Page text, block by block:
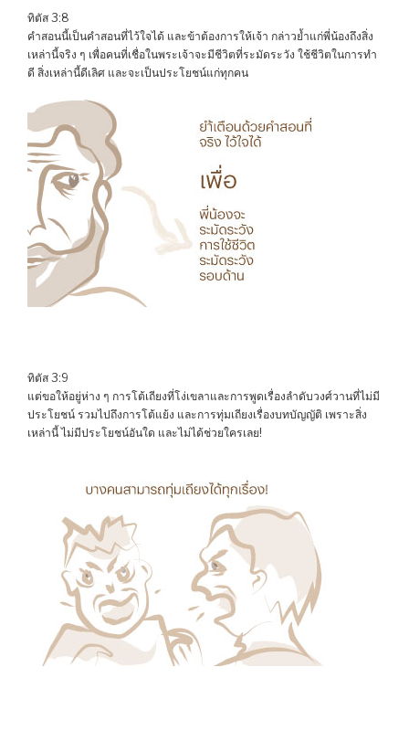
ทิตัส 3:8
คำสอนนี้เป็นคำสอนที่ไว้ใจได้ และข้าต้องการให้เจ้า กล่าวย้ำแก่พี่น้องถึงสิ่ง
เหล่านี้จริง ๆ เพื่อคนที่เชื่อในพระเจ้าจะมีชีวิตที่ระมัดระวัง ใช้ชีวิตในการทำ
ดี สิ่งเหล่านี้ดีเลิศ และจะเป็นประโยชน์แก่ทุกคน
ทิตัส 3:9
แต่ขอให้อยู่ห่าง ๆ การโต้เถียงที่โง่เขลาและการพูดเรื่องลำดับวงศ์วานที่ไม่มี
ประโยชน์ รวมไปถึงการโต้แย้ง และการทุ่มเถียงเรื่องบทบัญญัติ เพราะสิ่ง
เหล่านี้ ไม่มีประโยชน์อันใด และไม่ได้ช่วยใครเลย!